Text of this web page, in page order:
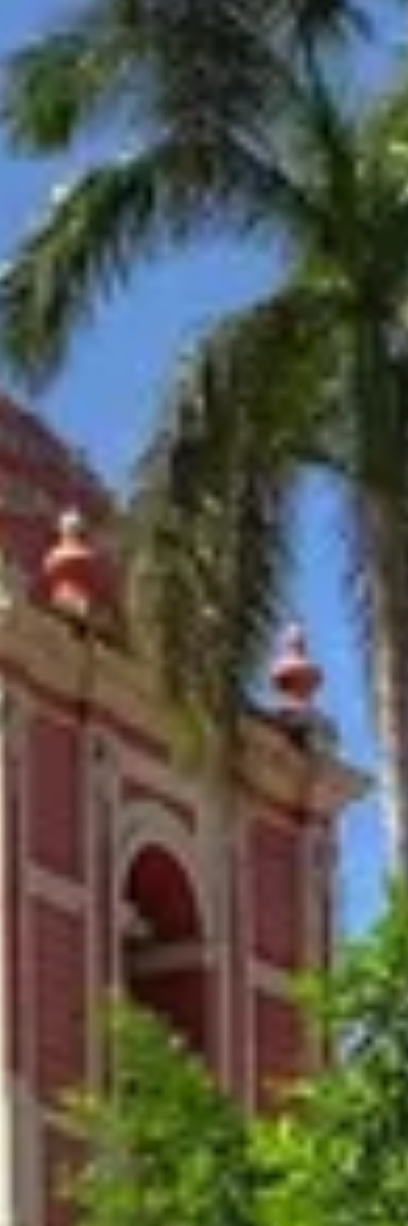
Newsletter
Oferta
zilei
Newsletter
Corporate
Newsletter
Newsletter
Corporate